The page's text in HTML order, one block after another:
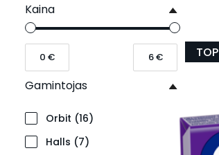
Kaina
Gamintojas
Orbit (16)
Halls (7)
TOP